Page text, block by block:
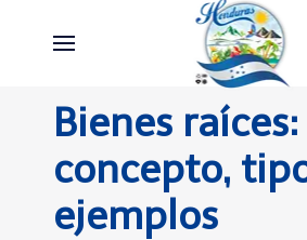
Bienes raíces:
concepto,
ejemplos